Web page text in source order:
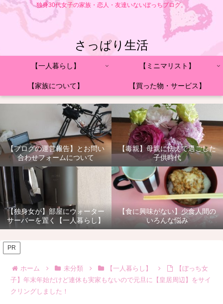
独身30代女子の家族・恋人・友達いないぼっちブログ。
さっぱり生活
【一人暮らし】 【ミニマリスト】
【家族について】 【買った物・サービス】
【ブログの運営報告】とお問い
合わせフォームについて
【毒親】母親に怯えて過ごした
子供時代
【独身女が】部屋にウォーター
サーバーを置く【一人暮らし】
【食に興味がない】少食人間の
いろんな悩み
PR
ホーム 未分類 【一人暮らし】
【ぼっち女
子】年末年始だけど連休も実家もないので元旦に【皇居周辺】をサイ
クリングしました！